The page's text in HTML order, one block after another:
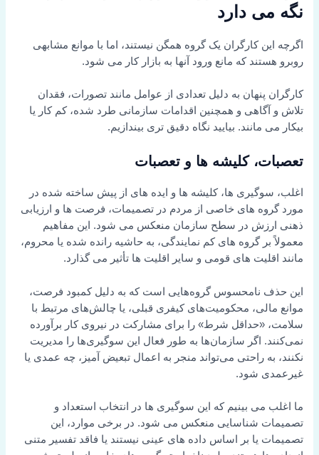
نگه می دارد
اگرچه این کارگران یک گروه همگن نیستند، اما با موانع مشابهی
روبرو هستند که مانع ورود آنها به بازار کار می شود.
کارگران پنهان به دلیل تعدادی از عوامل مانند تصورات، فقدان
تلاش و آگاهی و همچنین اقدامات سازمانی طرد شده، کم کار یا
بیکار می مانند. بیایید نگاه دقیق تری بیندازیم.
تعصبات، کلیشه ها و تعصبات
اغلب، سوگیری ها، کلیشه ها و ایده های از پیش ساخته شده در
مورد گروه های خاصی از مردم در تصمیمات، فرصت ها و ارزیابی
ذهنی ارزش در سطح سازمان منعکس می شود. این مفاهیم
معمولاً بر گروه های کم نمایندگی، به حاشیه رانده شده یا محروم،
مانند اقلیت های قومی و سایر اقلیت ها تأثیر می گذارد.
این حذف نامحسوس گروه‌هایی است که به دلیل کمبود فرصت،
موانع مالی، محکومیت‌های کیفری قبلی، یا چالش‌های مرتبط با
سلامت، «حداقل شرط» را برای مشارکت در نیروی کار برآورده
نمی‌کنند. اگر سازمان‌ها به طور فعال این سوگیری‌ها را مدیریت
نکنند، به راحتی می‌تواند منجر به اعمال تبعیض آمیز، چه عمدی یا
غیرعمدی شود.
ما اغلب می بینیم که این سوگیری ها در انتخاب استعداد و
تصمیمات شناسایی منعکس می شود. در برخی موارد، این
تصمیمات یا بر اساس داده های عینی نیستند یا فاقد تفسیر متنی